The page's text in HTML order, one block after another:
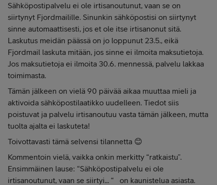
Sähköpostipalvelu ei ole irtisanoutunut, vaan se on
siirtynyt Fjordmailille. Sinunkin sähköpostisi on siirtynyt
sinne automaattisesti, jos et ole itse irtisanonut sitä.
Laskutus meidän päässä on jo loppunut 23.5., eikä
Fjordmail laskuta mitään, jos sinne ei ilmoita maksutietoja.
Jos maksutietoja ei ilmoita 30.6. mennessä, palvelu lakkaa
toimimasta.
Tämän jälkeen on vielä 90 päivää aikaa muuttaa mieli ja
aktivoida sähköpostilaatikko uudelleen. Tiedot siis
poistuvat ja palvelu irtisanoutuu vasta tämän jälkeen, mutta
tuolta ajalta ei laskuteta!
Toivottavasti tämä selvensi tilannetta 😊
Kommentoin vielä, vaikka onkin merkitty “ratkaistu”.
Ensimmäinen lause: “Sähköpostipalvelu ei ole
irtisanoutunut, vaan se siirtyi... “ on kaunistelua asiasta.